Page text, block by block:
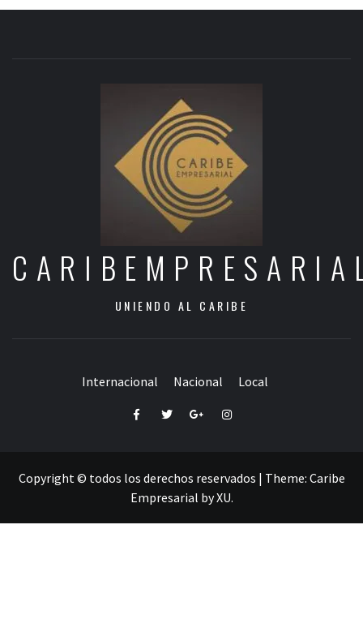
UNIENDO AL CARIBE
Internacional Nacional Local
FacebookTwitterGoogle+Instagram
Copyright © todos los derechos reservados | Theme: Caribe
Empresarial byXU.